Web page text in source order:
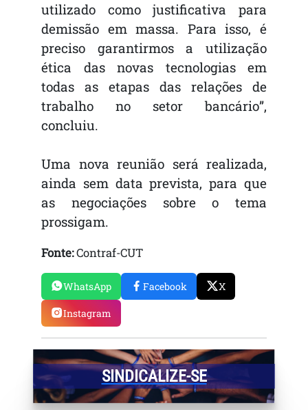
utilizado como justificativa para
demissão em massa. Para isso, é
preciso garantirmos a utilização
ética das novas tecnologias em
todas as etapas das relações de
trabalho no setor bancário”,
concluiu.
Uma nova reunião será realizada,
ainda sem data prevista, para que
as negociações sobre o tema
prossigam.
Fonte:Contraf-CUT
WhatsApp Facebook X
Instagram
SINDICALIZE-SE